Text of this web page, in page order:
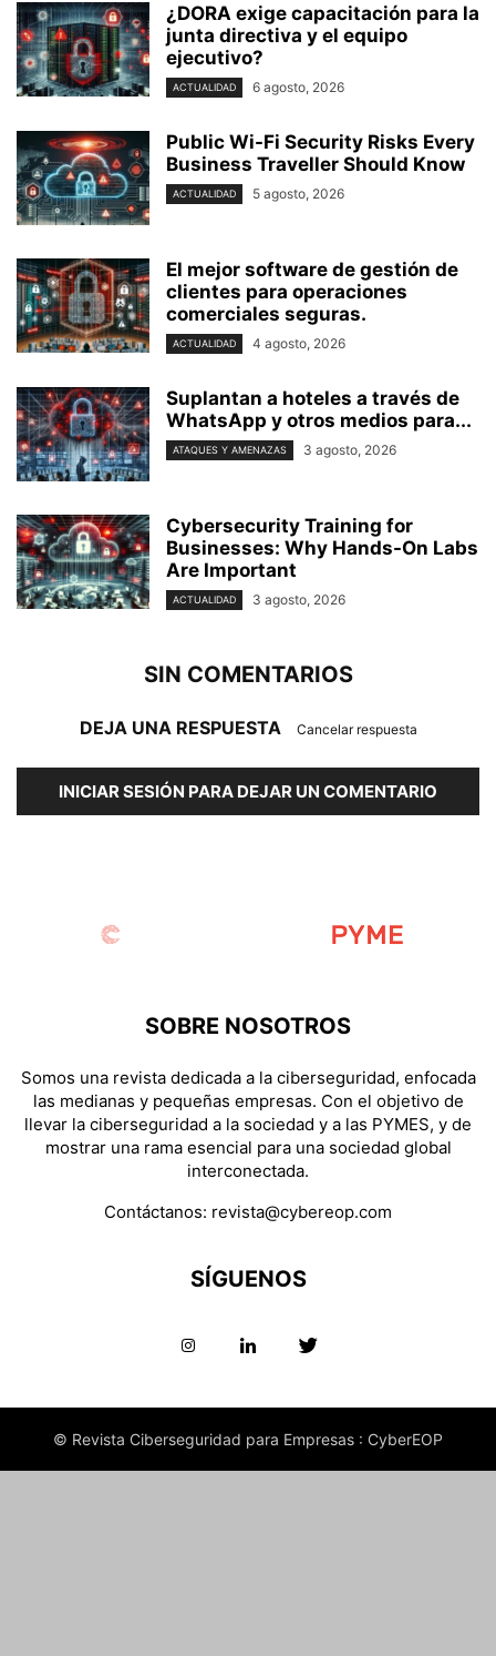
¿DORA exige capacitación para la
junta directiva y el equipo
ejecutivo?
ACTUALIDAD 6 agosto, 2026
Public Wi-Fi Security Risks Every
Business Traveller Should Know
ACTUALIDAD 5 agosto, 2026
El mejor software de gestión de
clientes para operaciones
comerciales seguras.
ACTUALIDAD 4 agosto, 2026
Suplantan a hoteles a través de
WhatsApp y otros medios para...
ATAQUES Y AMENAZAS 3 agosto, 2026
Cybersecurity Training for
Businesses: Why Hands-On Labs
Are Important
ACTUALIDAD 3 agosto, 2026
SIN COMENTARIOS
DEJA UNA RESPUESTA Cancelar respuesta
INICIAR SESIÓN PARA DEJAR UN COMENTARIO
SOBRE NOSOTROS
Somos una revista dedicada a la ciberseguridad, enfocada
las medianas y pequeñas empresas. Con el objetivo de
llevar la ciberseguridad a la sociedad y a las PYMES, y de
mostrar una rama esencial para una sociedad global
interconectada.
Contáctanos: revista@cybereop.com
SÍGUENOS
© Revista Ciberseguridad para Empresas : CyberEOP